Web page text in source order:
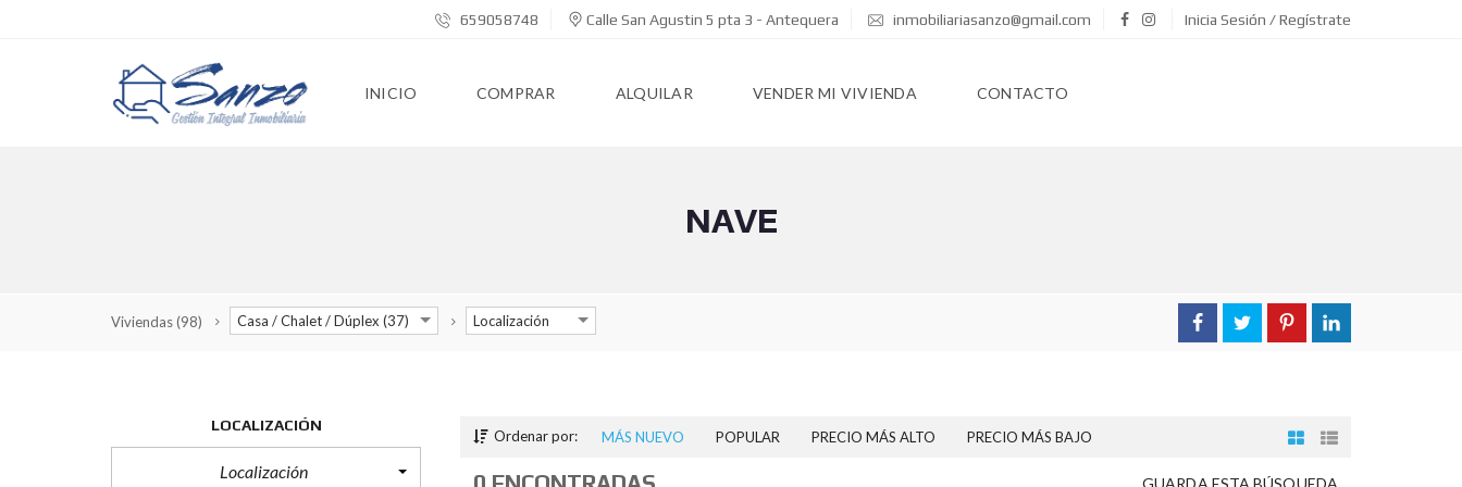
659058748 Calle San Agustin 5 pta 3 - Antequera inmobiliariasanzo@gmail.com Inicia Sesión / Regístrate
INICIO COMPRAR ALQUILAR VENDER MI VIVIENDA CONTACTO
NAVE
Viviendas(98) Casa / Chalet / Dúplex (37) Localización
LOCALIZACIÓN
Localización
Ordenar por: MÁS NUEVO POPULAR PRECIO MÁS ALTO PRECIO MÁS BAJO
GUARDA ESTA BÚSQUEDA